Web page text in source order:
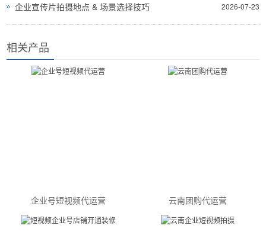
2026-07-23
企业宣传片拍摄地点 & 场景选择技巧
相关产品
企业号短视频代运营 云南团购代运营